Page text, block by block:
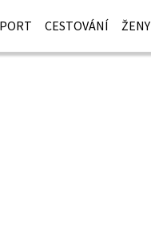
CESTOVÁNÍ ŽENY